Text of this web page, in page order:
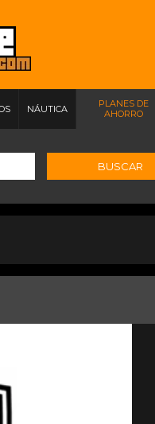
NÁUTICA
PLANES DE
AHORRO
BUSCAR